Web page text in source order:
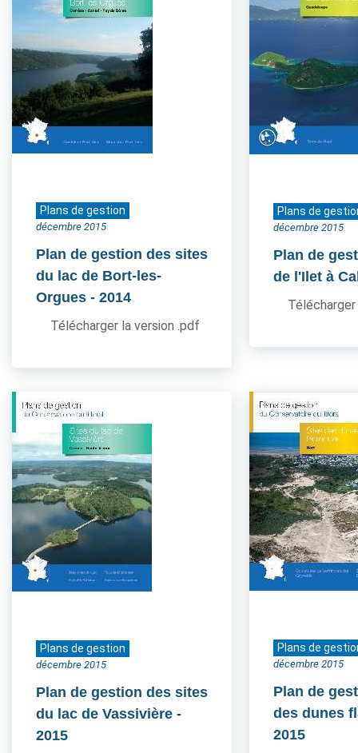
Plans de gestion
décembre 2015
Plan de gestion des sites
du lac de Bort-les-
Orgues - 2014
Télécharger la version .pdf
Plans de
décembre 2015
Plan de
de l'Ilet à
Plans de gestion
décembre 2015
Plan de gestion des sites
du lac de Vassivière -
2015
Plans de
décembre 2015
Plan de
des dunes
2015